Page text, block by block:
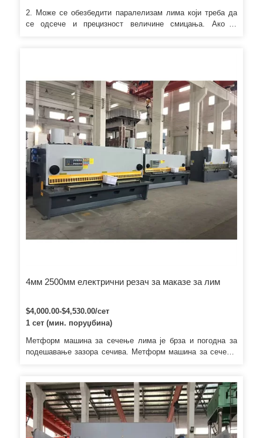
2. Може се обезбедити паралелизам лима који треба да
се одсече и прецизност величине смицања. Ако је
захтеву купаца.
4мм 2500мм електрични резач за маказе за лим
$4,000.00-$4,530.00/сет
1 сет (мин. поруџбина)
Метформ машина за сечење лима је брза и погодна за
подешавање зазора сечива. Метформ машина за сечење
опремљена заштитном оградом која гарантује безбедност
руковаоца.